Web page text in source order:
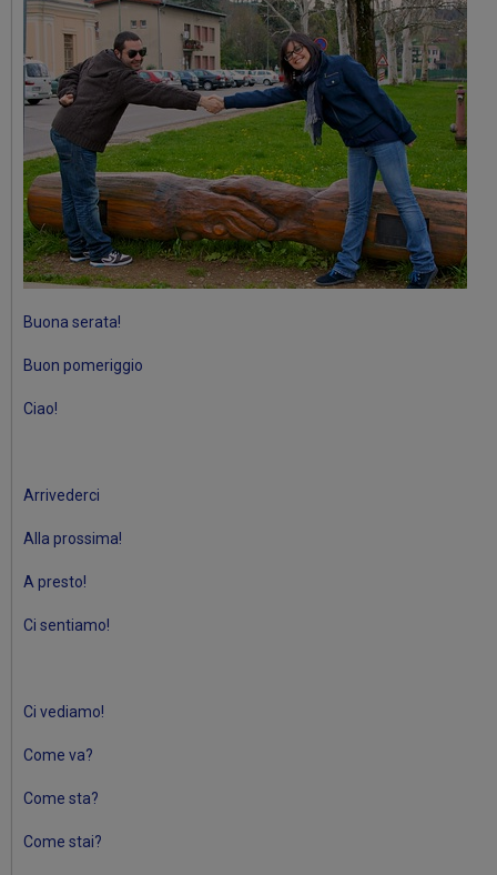
Buona serata!
Buon pomeriggio
Ciao!
Arrivederci
Alla prossima!
A presto!
Ci sentiamo!
Ci vediamo!
Come va?
Come sta?
Come stai?